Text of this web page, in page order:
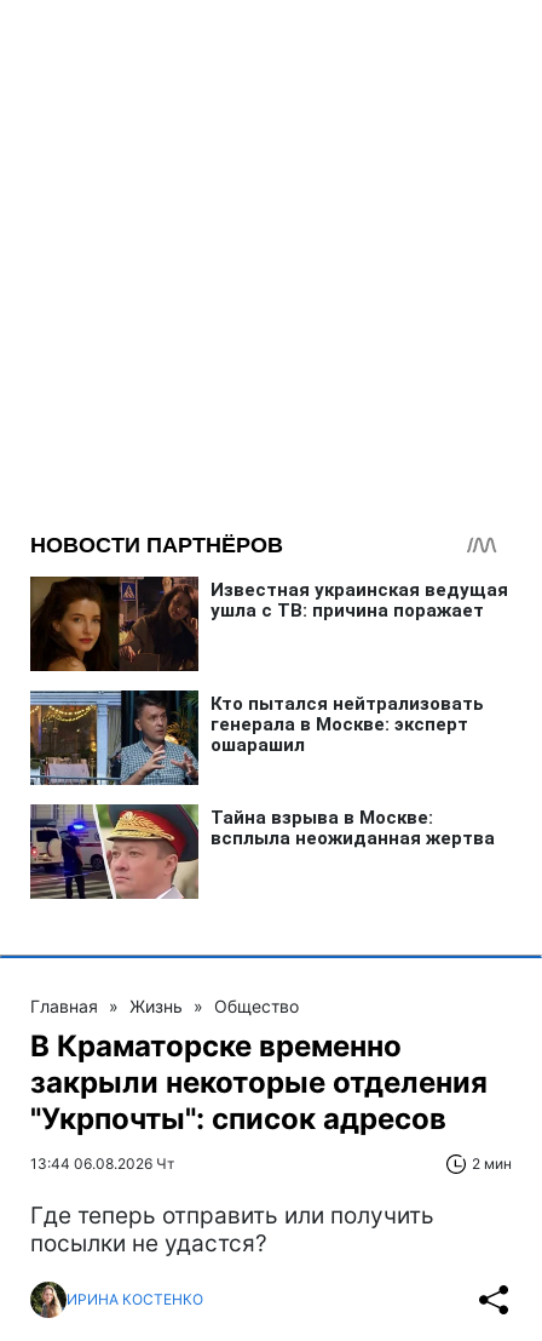
Главная » Жизнь » Общество
В Краматорске временно
закрыли некоторые отделения
"Укрпочты": список адресов
13:44 06.08.2026 Чт 2 мин
Где теперь отправить или получить
посылки не удастся?
ИРИНА КОСТЕНКО